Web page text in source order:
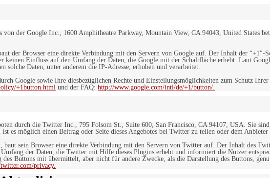
von der Google Inc., 1600 Amphitheatre Parkway, Mountain View, CA 94043, United States
der Browser eine direkte Verbindung mit den Servern von Google auf. Der Inhalt der
keinen Einfluss auf den Umfang der Daten, die Google mit der Schaltfläche erhebt. Laut
solche Daten, unter anderem die IP-Adresse, erhoben und verarbeitet.
Google sowie Ihre diesbezüglichen Rechte und Einstellungsmöglichkeiten zum Schutz
+1button.html und der FAQ: http://www.google.com/intl/de/+1/button/.
durch die Twitter Inc., 795 Folsom St., Suite 600, San Francisco, CA 94107, USA. Sie
es möglich einen Beitrag oder Seite dieses Angebotes bei Twitter zu teilen oder dem
baut sein Browser eine direkte Verbindung mit den Servern von Twitter auf. Der Inhalt des
der Daten, die Twitter mit Hilfe dieses Plugins erhebt und informiert die Nutzer
Buttons mit übermittelt, aber nicht für andere Zwecke, als die Darstellung des Buttons,
privacy.